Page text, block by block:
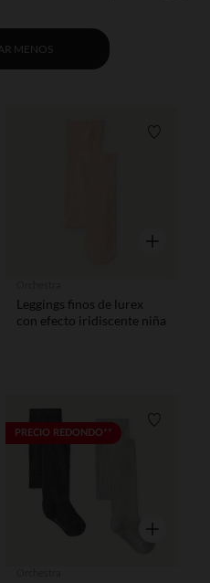
MENOS
Vista rápida
Leggings finos de lurex
con efecto iridiscente niña
requisitos
PRECIO REDONDO**
Vista rápida